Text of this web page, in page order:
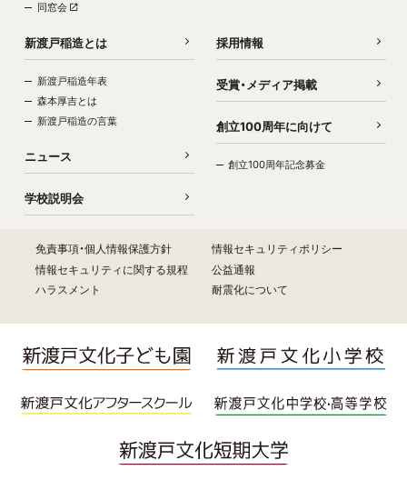
同窓会
新渡戸稲造とは
新渡戸稲造年表
森本厚吉とは
新渡戸稲造の言葉
ニュース
学校説明会
採用情報
受賞・メディア掲載
創立100周年に向けて
創立100周年記念募金
免責事項・個人情報保護方針
情報セキュリティポリシー
情報セキュリティに関する規程
公益通報
ハラスメント
耐震化について